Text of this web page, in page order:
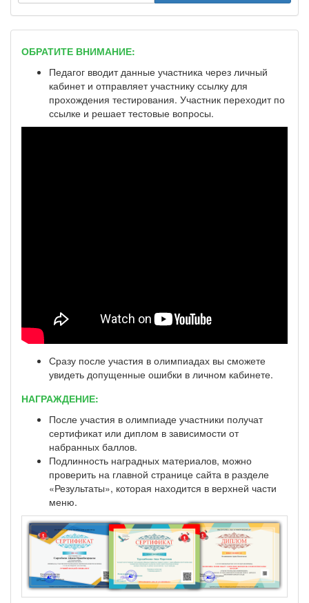
ОБРАТИТЕ ВНИМАНИЕ:
Педагог вводит данные участника через личный
кабинет и отправляет участнику ссылку для
прохождения тестирования. Участник переходит по
ссылке и решает тестовые вопросы.
Сразу после участия в олимпиадах вы сможете
увидеть допущенные ошибки в личном кабинете.
НАГРАЖДЕНИЕ:
После участия в олимпиаде участники получат
сертификат или диплом в зависимости от
набранных баллов.
Подлинность наградных материалов, можно
проверить на главной странице сайта в разделе
«Результаты», которая находится в верхней части
меню.